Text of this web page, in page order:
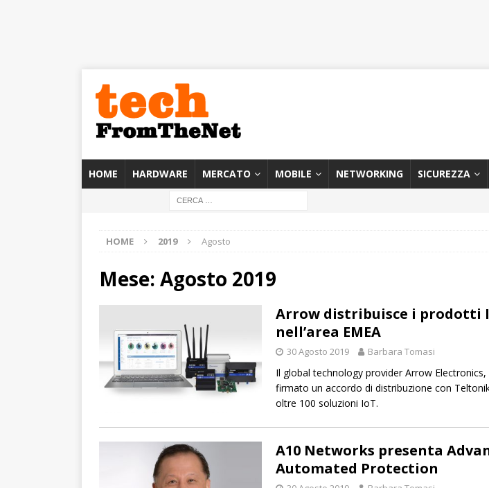
HOME HARDWARE MERCATO MOBILE NETWORKING SICUREZZA
HOME 2019 Agosto
Mese: Agosto 2019
Arrow distribuisce i prodotti
nell’area EMEA
30 Agosto 2019 Barbara Tomasi
Il global technology provider Arrow
firmato un accordo di distribuzione con
oltre 100 soluzioni IoT.
A10 Networks presenta
Automated Protection